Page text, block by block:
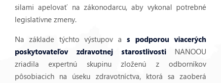
silami apelovať na zákonodarcu, aby vykonal potrebné
legislatívne zmeny.
Na základe týchto výstupov a s podporou viacerých
poskytovateľov zdravotnej starostlivosti NANOOU
zriadila expertnú skupinu zloženú z odborníkov
pôsobiacich na úseku zdravotníctva, ktorá sa zaoberá